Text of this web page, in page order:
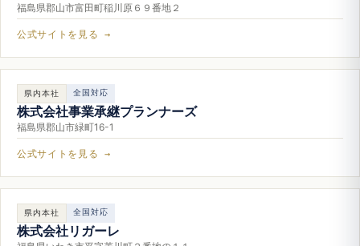
福島県郡山市富田町稲川原６９番地２
公式サイトを見る →
県内本社 全国対応
株式会社事業承継プランナーズ
福島県郡山市緑町16-1
公式サイトを見る →
県内本社 全国対応
株式会社リガーレ